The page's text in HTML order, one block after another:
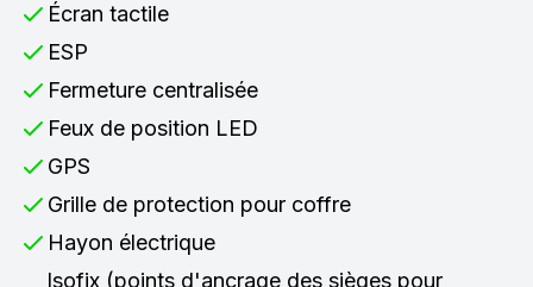
Écran tactile
ESP
Fermeture centralisée
Feux de position LED
GPS
Grille de protection pour coffre
Hayon électrique
Isofix (points d'ancrage des sièges pour